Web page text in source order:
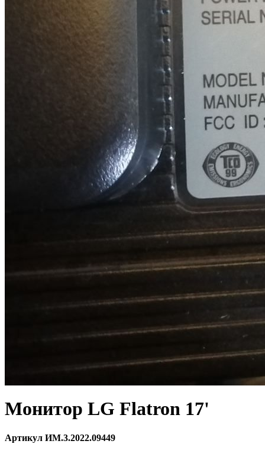
Монитор LG Flatron 17'
Артикул ИМ.3.2022.09449